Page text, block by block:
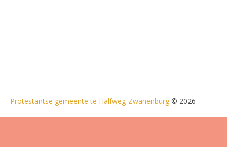
Protestantse gemeente te Halfweg-Zwanenburg © 2026